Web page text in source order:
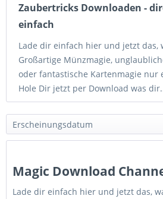
Zaubertricks Downloaden -
einfach
Lade dir einfach hier und jetzt das,
Großartige Münzmagie,
oder fantastische Kartenmagie nur
Hole Dir jetzt per Download was
Magic Download
Lade dir einfach hier und jetzt das,